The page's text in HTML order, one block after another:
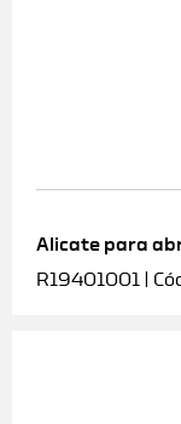
Alicate para
R19401001 |